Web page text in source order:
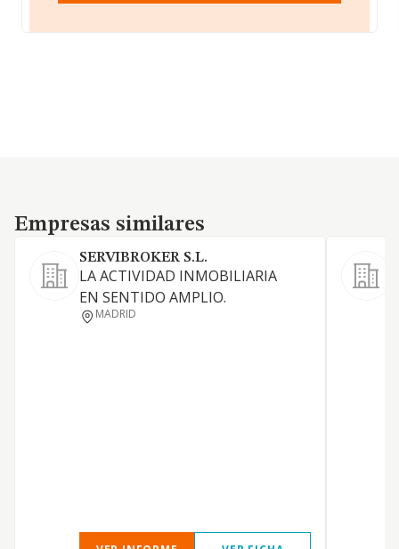
Empresas similares
Empresas similares
SERVIBROKER S.L.
LA ACTIVIDAD INMOBILIARIA
EN SENTIDO AMPLIO.
MADRID